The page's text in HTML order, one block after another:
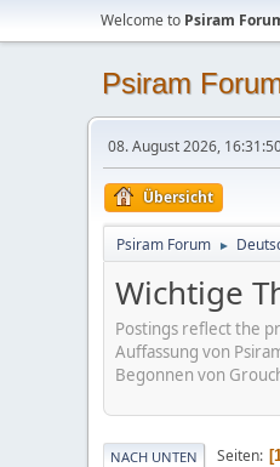
Welcome to Psiram
Psiram
08. August 2026,
Übersicht
Psiram Forum ►
Wichtige
Postings reflect the
Auffassung von
Begonnen von
NACH UNTEN Seiten